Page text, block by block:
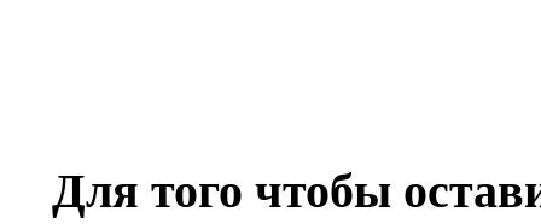
Для того чтобы